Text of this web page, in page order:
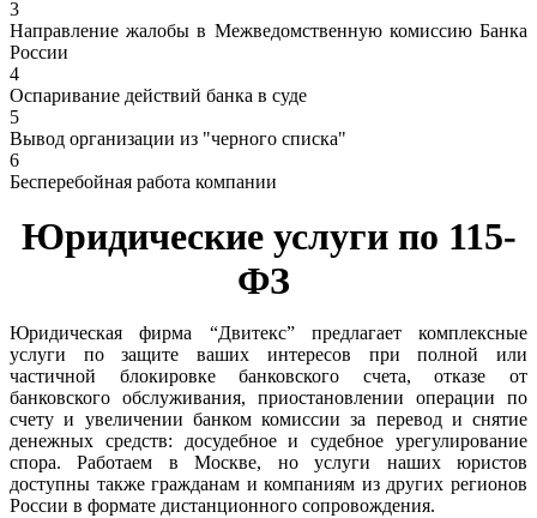
3
Направление жалобы в Межведомственную комиссию Банка
России
4
Оспаривание действий банка в суде
5
Вывод организации из "черного списка"
6
Бесперебойная работа компании
Юридические услуги по 115-
ФЗ
Юридическая фирма “Двитекс” предлагает комплексные
услуги по защите ваших интересов при полной или
частичной блокировке банковского счета, отказе от
банковского обслуживания, приостановлении операции по
счету и увеличении банком комиссии за перевод и снятие
денежных средств: досудебное и судебное урегулирование
спора. Работаем в Москве, но услуги наших юристов
доступны также гражданам и компаниям из других регионов
России в формате дистанционного сопровождения.